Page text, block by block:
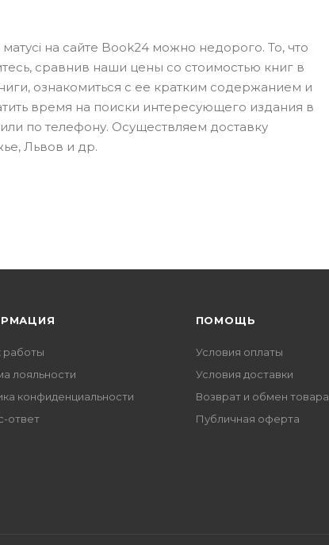
на сайте Book24 можно недорого. То, что
сравнив наши цены со стоимостью книг в
ознакомиться с ее кратким содержанием и
время на поиски интересующего издания в
по телефону. Осуществляем доставку
Львов и др.
работы
лояльности
конфиденциальности
ответ
ПОМОЩЬ
Условия оплаты
Условия доставки
Возврат и обмен товара
Публичная оферта